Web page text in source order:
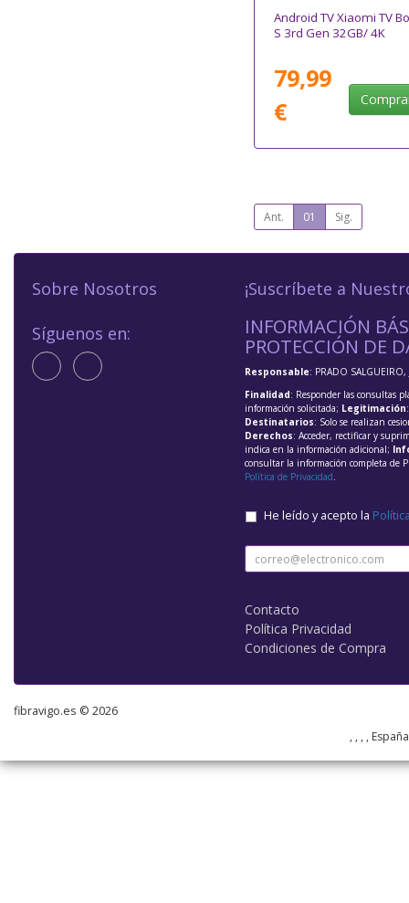
Android TV Xiaomi TV
S 3rd Gen 32GB/ 4K
79,99
€
Ant. 01 Sig.
Sobre Nosotros
Síguenos en:
¡Suscríbete a
INFORMACIÓN
PROTECCIÓN DE
Responsable: PRADO SALGUEIRO,
Finalidad: Responder las consultas
información solicitada; Legitimación
Destinatarios: Solo se realizan
Derechos: Acceder, rectificar y
indica en la información adicional;
consultar la información completa de
Política de Privacidad.
He leído y acepto la
Contacto
Política Privacidad
Condiciones de Compra
fibravigo.es © 2026
, , , ,